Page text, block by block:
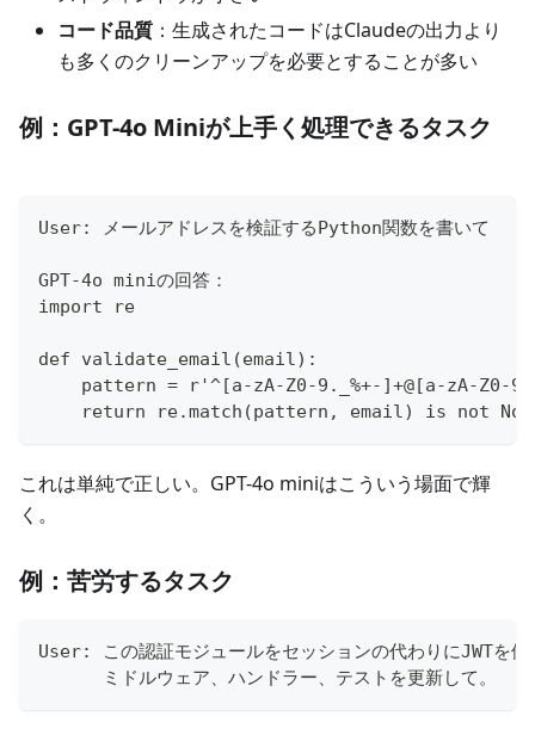
コード品質 ：生成されたコードはClaudeの出力より
も多くのクリーンアップを必要とすることが多い
例：GPT-4o Miniが上手く処理できるタスク
User: メールアドレスを検証するPython関数を書いて
GPT-4o miniの回答：
import re
def validate_email(email):
pattern = r'^[a-zA-Z0-9._%+-]+@[a-zA-Z0-
return re.match(pattern, email) is not
これは単純で正しい。GPT-4o miniはこういう場面で輝
く。
例：苦労するタスク
User: この認証モジュールをセッションの代わりにJWTを
      ミドルウェア、ハンドラー、テストを更新して。